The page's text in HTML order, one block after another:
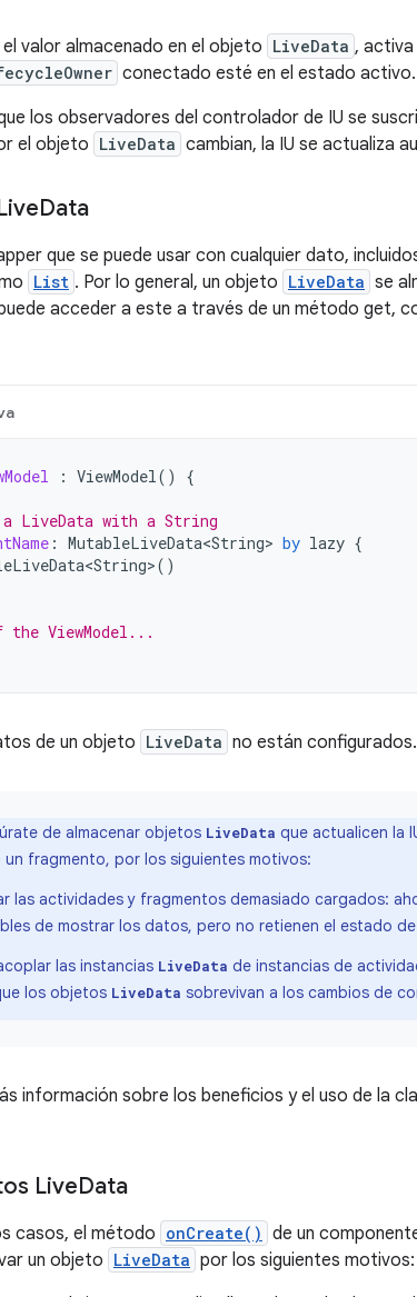
valor almacenado en el objeto LiveData ,
conectado esté en el estado activo.
los observadores del controlador de IU se
el objeto LiveData cambian, la IU se actualiza
Data
que se puede usar con cualquier dato,
List . Por lo general, un objeto LiveData se
acceder a este a través de un método get,
: ViewModel() {
LiveData with a String
: MutableLiveData<String> by lazy {
()
ViewModel...
de un objeto LiveData no están configurados.
de almacenar objetos LiveData que actualicen la
fragmento, por los siguientes motivos:
las actividades y fragmentos demasiado cargados:
de mostrar los datos, pero no retienen el estado
las instancias LiveData de instancias de
los objetos LiveData sobrevivan a los cambios de
información sobre los beneficios y el uso de la
LiveData
casos, el método onCreate() de un
un objeto LiveData por los siguientes motivos: